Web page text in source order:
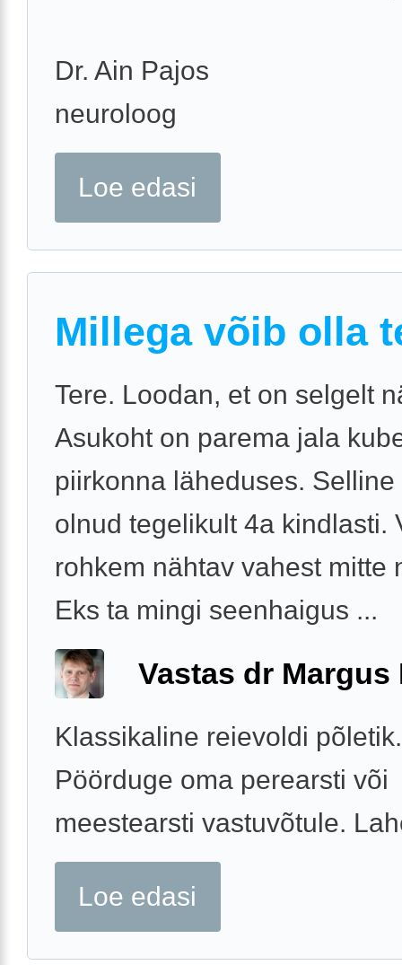
Dr. Ain Pajos
neuroloog
Loe edasi
Millega võib olla
Tere. Loodan, et on selgelt
Asukoht on parema jala
piirkonna läheduses.
olnud tegelikult 4a kindlasti.
rohkem nähtav vahest mitte
Eks ta mingi seenhaigus ...
Vastas dr Margus
Klassikaline reievoldi põletik.
Pöörduge oma perearsti või
meestearsti vastuvõtule.
Loe edasi